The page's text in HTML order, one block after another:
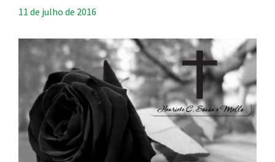
11 de julho de 2016